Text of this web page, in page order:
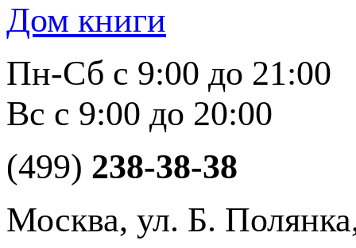
Дом книги
Пн-Сб с 9:00 до 21:00
Вс с 9:00 до 20:00
(499) 238-38-38
Москва, ул. Б.